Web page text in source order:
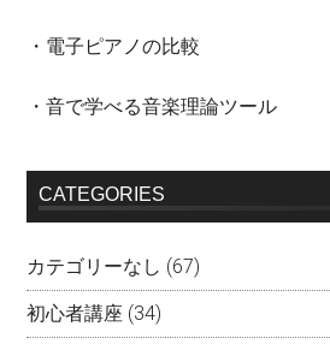
・電子ピアノの比較
・音で学べる音楽理論ツール
CATEGORIES
カテゴリーなし (67)
初心者講座 (34)